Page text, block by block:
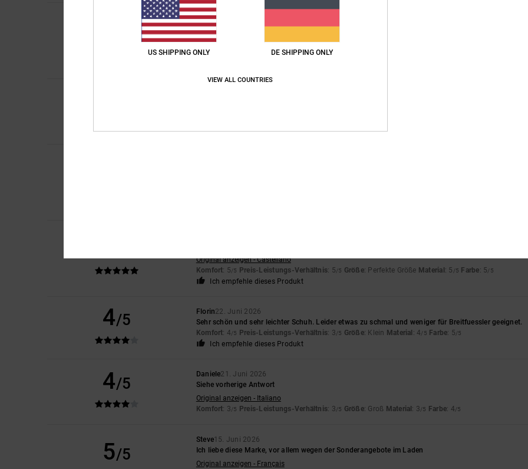
Daria8. Juli 2026
bequem zu tragen, schöne Grafik, perfekt für den Sommer
Original anzeigen - Italiano
Komfort
Preis-Leistungs-Verhältnis: 4
Original anzeigen - Castellano
Komfort: 5/5 Preis-Leistungs-Verhältnis: 5/5 Größe: Perfekte Größe Material : 5 /5 Farbe: 5/5
Ich empfehle dieses Produkt
4/5 Florin22. Juni 2026
Sehr schön und sehr leichter Schuh. Leider etwas zu schmal und weniger für Breitfuessler geeignet.
Komfort: 4/5 Preis-Leistungs-Verhältnis: 3/5 Größe: Klein Material : 4/5 Farbe: 5/5
Ich empfehle dieses Produkt
4/5
Daniele21. Juni 2026
Siehe vorherige Antwort
Original anzeigen - Italiano
Komfort: 3/5 Preis-Leistungs-Verhältnis: 3/5 Größe: Groß Material : 3/5 Farbe: 4/5
5/5
Steve15. Juni 2026
Ich liebe diese Marke, vor allem wegen der Sonderangebote im Laden
Original anzeigen - Français
US SHIPPING ONLY DE SHIPPING ONLY
VIEW ALL COUNTRIES